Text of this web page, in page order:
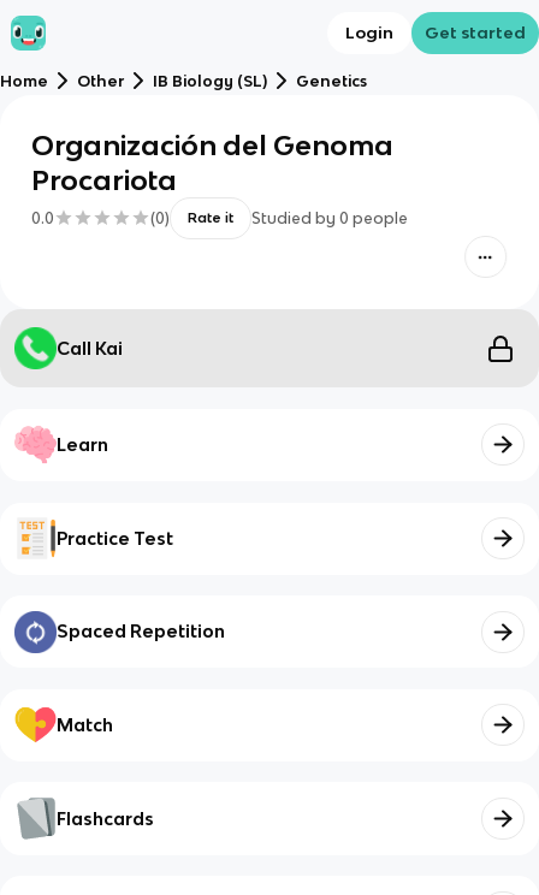
Login Get started
Home Other IB Biology (SL) Genetics
Organización del Genoma
Procariota
0.0 (0) Rate it Studied by 0 people
Call Kai
Learn
Practice Test
Spaced Repetition
Match
Flashcards